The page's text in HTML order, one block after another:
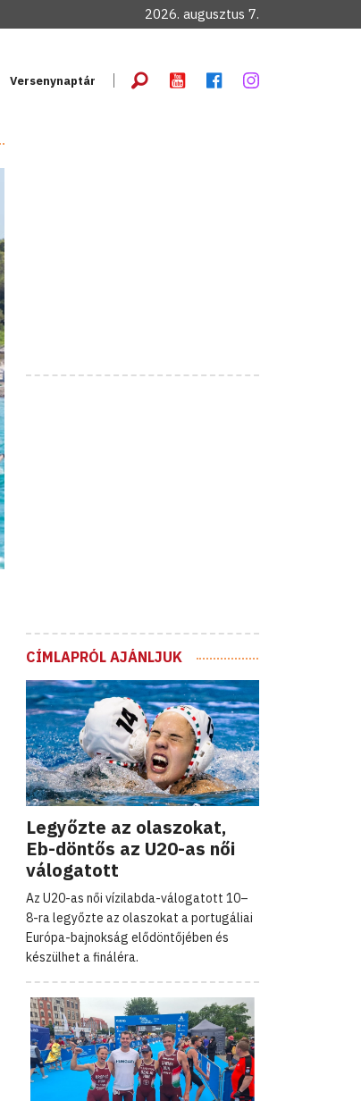
2026. augusztus 7.
Versenynaptár
CÍMLAPRÓL AJÁNLJUK
Legyőzte az olaszokat,
Eb-döntős az U20-as női
válogatott
Az U20-as női vízilabda-válogatott 10–
8-ra legyőzte az olaszokat a portugáliai
Európa-bajnokság elődöntőjében és
készülhet a fináléra.